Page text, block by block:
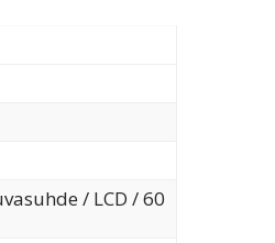
/ LCD / 60